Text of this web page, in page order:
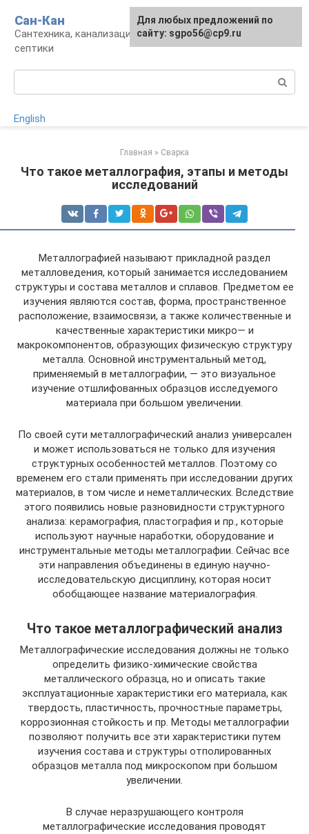
контенту
Сан-Кан
Сантехника, канализация, водопровод,
септики
English
Главная » Сварка
Что такое металлография, этапы и методы
исследований
Металлографией называют прикладной раздел
металловедения, который занимается исследованием
структуры и состава металлов и сплавов. Предметом ее
изучения являются состав, форма, пространственное
расположение, взаимосвязи, а также количественные и
качественные характеристики микро— и
макрокомпонентов, образующих физическую структуру
металла. Основной инструментальный метод,
применяемый в металлографии, — это визуальное
изучение отшлифованных образцов исследуемого
материала при большом увеличении.
По своей сути металлографический анализ универсален
и может использоваться не только для изучения
структурных особенностей металлов. Поэтому со
временем его стали применять при исследовании других
материалов, в том числе и неметаллических. Вследствие
этого появились новые разновидности структурного
анализа: керамография, пластография и пр., которые
используют научные наработки, оборудование и
инструментальные методы металлографии. Сейчас все
эти направления объединены в единую научно-
исследовательскую дисциплину, которая носит
обобщающее название материалография.
Что такое металлографический анализ
Металлографические исследования должны не только
определить физико-химические свойства
металлического образца, но и описать такие
эксплуатационные характеристики его материала, как
твердость, пластичность, прочностные параметры,
коррозионная стойкость и пр. Методы металлографии
позволяют получить все эти характеристики путем
изучения состава и структуры отполированных
образцов металла под микроскопом при большом
увеличении.
В случае неразрушающего контроля
металлографические исследования проводят
Для любых предложений по
сайту: sgpo56@cp9.ru